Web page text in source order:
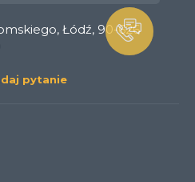
Łódź, 90-626
pytanie